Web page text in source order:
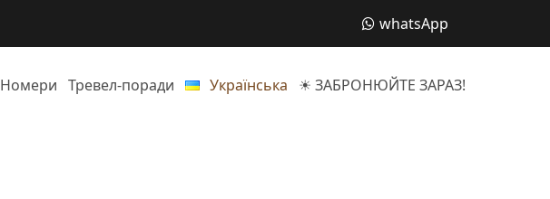
whatsApp
Номери Тревел-поради Українська ☀ ЗАБРОНЮЙТЕ ЗАРАЗ!